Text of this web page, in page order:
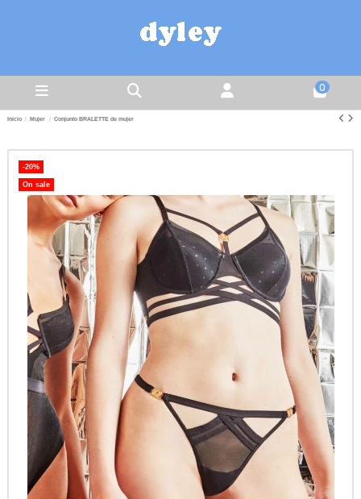
0
Inicio Mujer Conjunto BRALETTE de mujer
-20%
On sale